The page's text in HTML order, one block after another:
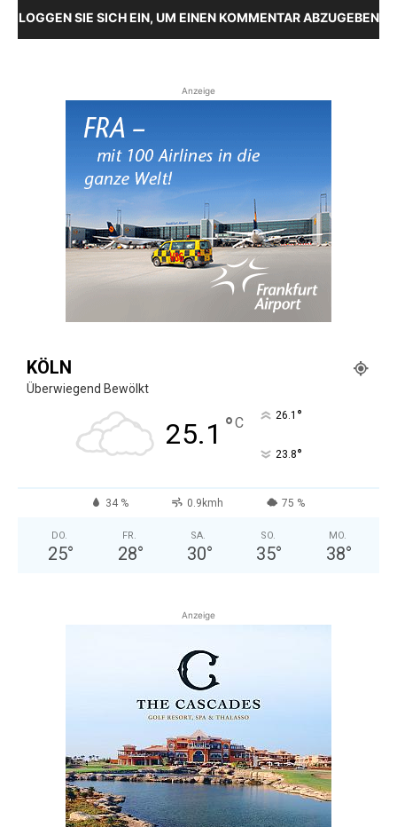
LOGGEN SIE SICH EIN, UM EINEN KOMMENTAR ABZUGEBEN
Anzeige
KÖLN
Überwiegend Bewölkt
25.1 °C 26.1 °
23.8°
34 % 0.9kmh 75 %
DO.
25°
FR.
28°
SA.
30°
SO.
35°
MO.
38°
Anzeige